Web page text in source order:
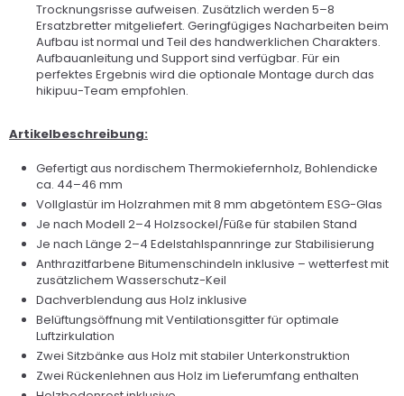
Trocknungsrisse aufweisen. Zusätzlich werden 5–8
Ersatzbretter mitgeliefert. Geringfügiges Nacharbeiten beim
Aufbau ist normal und Teil des handwerklichen Charakters.
Aufbauanleitung und Support sind verfügbar. Für ein
perfektes Ergebnis wird die optionale Montage durch das
hikipuu-Team empfohlen.
Artikelbeschreibung:
Gefertigt aus nordischem Thermokiefernholz, Bohlendicke
ca. 44–46 mm
Vollglastür im Holzrahmen mit 8 mm abgetöntem ESG-Glas
Je nach Modell 2–4 Holzsockel/Füße für stabilen Stand
Je nach Länge 2–4 Edelstahlspannringe zur Stabilisierung
Anthrazitfarbene Bitumenschindeln inklusive – wetterfest mit
zusätzlichem Wasserschutz-Keil
Dachverblendung aus Holz inklusive
Belüftungsöffnung mit Ventilationsgitter für optimale
Luftzirkulation
Zwei Sitzbänke aus Holz mit stabiler Unterkonstruktion
Zwei Rückenlehnen aus Holz im Lieferumfang enthalten